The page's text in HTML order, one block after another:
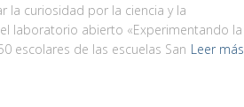
la curiosidad por la ciencia y la
laboratorio abierto «Experimentando la
escolares de las escuelas San Leer más